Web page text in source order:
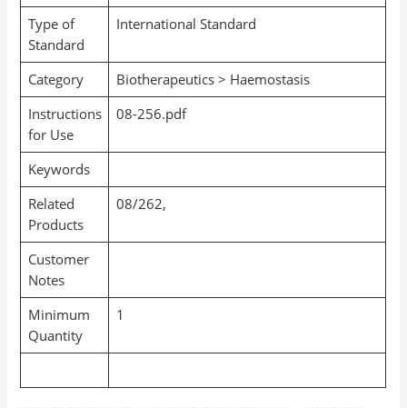
Type of
Standard
International Standard
Category
Biotherapeutics > Haemostasis
Instructions
for Use
08-256.pdf
Keywords
Related
Products
08/262,
Customer
Notes
Minimum
Quantity
1